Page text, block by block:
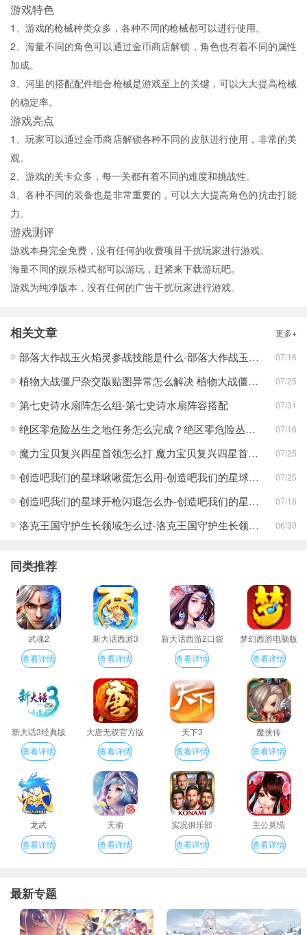
游戏特色
1、游戏的枪械种类众多，各种不同的枪械都可以进行使用。
2、海量不同的角色可以通过金币商店解锁，角色也有着不同的属性
加成。
3、河里的搭配配件组合枪械是游戏至上的关键，可以大大提高枪械
的稳定率。
游戏亮点
1、玩家可以通过金币商店解锁各种不同的皮肤进行使用，非常的美
观。
2、游戏的关卡众多，每一关都有着不同的难度和挑战性。
3、各种不同的装备也是非常重要的，可以大大提高角色的抗击打能
力。
游戏测评
游戏本身完全免费，没有任何的收费项目干扰玩家进行游戏。
海量不同的娱乐模式都可以游玩，赶紧来下载游玩吧。
游戏为纯净版本，没有任何的广告干扰玩家进行游戏。
相关文章 更多+
部落大作战玉火焰灵参战技能是什么-部落大作战玉火焰灵参战技能合集 07/16
植物大战僵尸杂交版贴图异常怎么解决 植物大战僵尸杂交版贴图异常教程 07/25
第七史诗水扇阵怎么组-第七史诗水扇阵容搭配 07/31
绝区零危险丛生之地任务怎么完成？绝区零危险丛生之地任务完成攻略 07/16
魔力宝贝复兴四星首领怎么打 魔力宝贝复兴四星首领打法合集 07/25
创造吧我们的星球啾啾蛋怎么用-创造吧我们的星球啾啾蛋使用攻略 07/25
创造吧我们的星球开枪闪退怎么办-创造吧我们的星球开枪闪退合集 07/16
洛克王国守护生长领域怎么过-洛克王国守护生长领域通关攻略 06/30
同类推荐
武魂2
查看详情
新大话西游3
查看详情
新大话西游2口袋
版
查看详情
梦幻西游电脑版
查看详情
新大话3经典版
查看详情
大唐无双官方版
查看详情
天下3
查看详情
魔侠传
查看详情
龙武
查看详情
天谕
查看详情
实况俱乐部
查看详情
主公莫慌
查看详情
最新专题